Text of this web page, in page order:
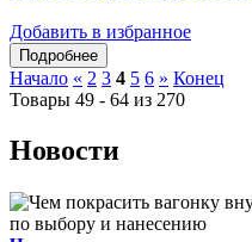
Добавить в избранное
Начало « 2 3 4 5 6 » Конец
Товары 49 - 64 из 270
Новости